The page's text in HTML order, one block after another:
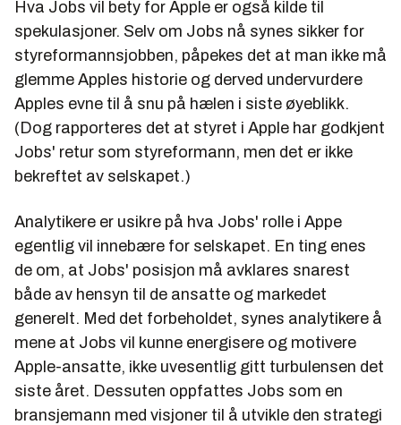
Hva Jobs vil bety for Apple er også kilde til
spekulasjoner. Selv om Jobs nå synes sikker for
styreformannsjobben, påpekes det at man ikke må
glemme Apples historie og derved undervurdere
Apples evne til å snu på hælen i siste øyeblikk.
(Dog rapporteres det at styret i Apple har godkjent
Jobs' retur som styreformann, men det er ikke
bekreftet av selskapet.)
Analytikere er usikre på hva Jobs' rolle i Appe
egentlig vil innebære for selskapet. En ting enes
de om, at Jobs' posisjon må avklares snarest
både av hensyn til de ansatte og markedet
generelt. Med det forbeholdet, synes analytikere å
mene at Jobs vil kunne energisere og motivere
Apple-ansatte, ikke uvesentlig gitt turbulensen det
siste året. Dessuten oppfattes Jobs som en
bransjemann med visjoner til å utvikle den strategi